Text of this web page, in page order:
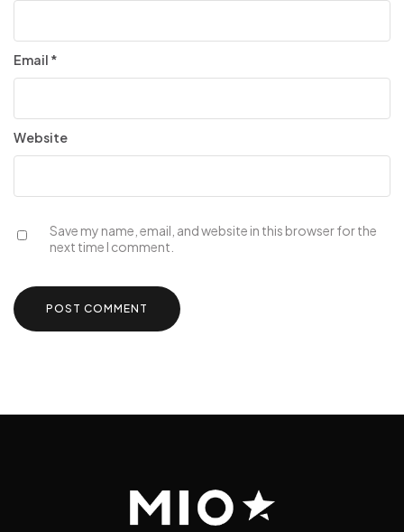
Email *
Website
Save my name, email, and website in this browser for the
next time I comment.